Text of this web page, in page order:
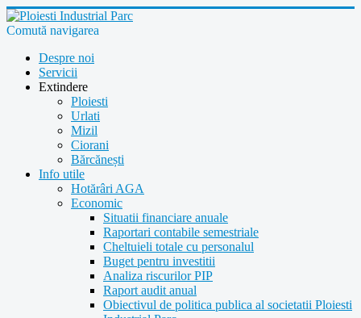
Comută navigarea
Despre noi
Servicii
Extindere
Ploiesti
Urlati
Mizil
Ciorani
Bărcănești
Info utile
Hotărâri AGA
Economic
Situatii financiare anuale
Raportari contabile semestriale
Cheltuieli totale cu personalul
Buget pentru investitii
Analiza riscurilor PIP
Raport audit anual
Obiectivul de politica publica al societatii Ploiesti